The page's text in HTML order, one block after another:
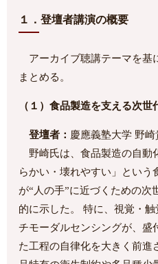
１．登壇者講演の概要
アーカイブ聴講テーマを基
まとめる。
（１）食品製造を支える次
登壇者： 慶應義塾大学 野
野崎氏は、食品製造の自動
らかい・壊れやすい」という
が“人の手”に近づくための次
的に示した。 特に、視覚・
チモーダルセンシングが、盛
た工程の自律化を大きく前進